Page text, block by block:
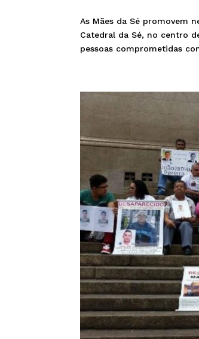
As Mães da Sé promovem
Catedral da Sé, no centro
pessoas comprometidas